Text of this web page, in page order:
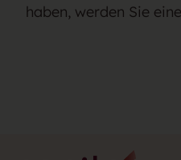
haben, werden Sie